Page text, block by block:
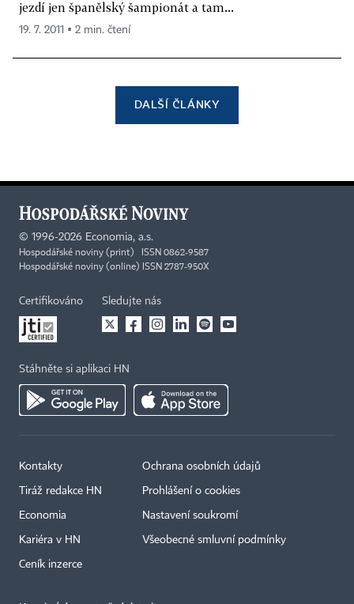
jezdí jen španělský šampionát a tam...
19. 7. 2011 ▪ 2 min. čtení
DALŠÍ ČLÁNKY
© 1996-2026 Economia, a.s.
Hospodářské noviny (print) ISSN 0862-9587
Hospodářské noviny (online) ISSN 2787-950X
Certifikováno Sledujte nás
Stáhněte si aplikaci HN
Kontakty
Tiráž redakce HN
Economia
Kariéra v HN
Ceník inzerce
Ochrana osobních údajů
Prohlášení o cookies
Nastavení soukromí
Všeobecné smluvní podmínky